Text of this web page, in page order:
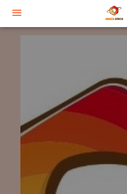
DÉMARCHES ADMINISTRATIVES
TRANSPORT
TOILETTE RITUELLE
INHUMATION
SERVICES AUX FAMILLES
NOS AGENCES
AGENCE DE TRAPPES
AGENCE DE SAINT-MARCEL
AGENCE DU HAVRE
NOS FORMATIONS